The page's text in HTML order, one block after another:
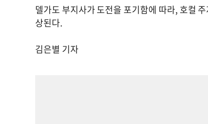
델가도 부지사가 도전을 포기함에 따라, 호컬
상된다.
김은별 기자